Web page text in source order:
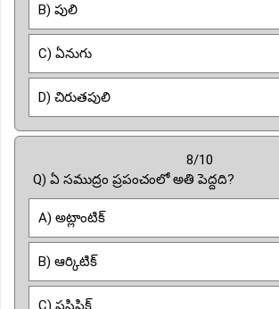
B) పులి
C) ఏనుగు
D) చిరుతపులి
8/10
Q) ఏ సముద్రం ప్రపంచంలో అతి పెద్దది?
A) అట్లాంటిక్
B) ఆర్కిటిక్
C) పసిఫిక్